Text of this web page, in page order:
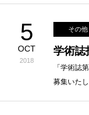
5
OCT
2018
その他
学術誌
「学術誌
募集いた